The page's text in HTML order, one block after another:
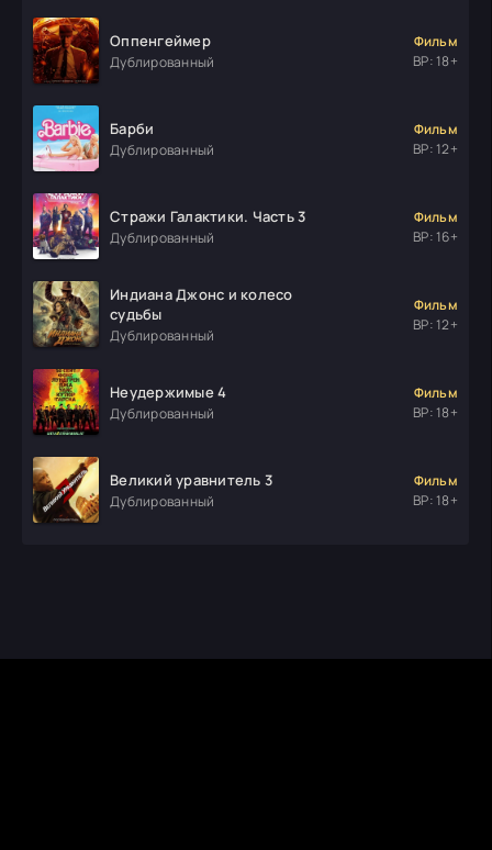
Оппенгеймер
Дублированный
Фильм
ВР: 18+
Барби
Дублированный
Фильм
ВР: 12+
Стражи Галактики. Часть 3
Дублированный
Фильм
ВР: 16+
Индиана Джонс и колесо
судьбы
Дублированный
Фильм
ВР: 12+
Неудержимые 4
Дублированный
Фильм
ВР: 18+
Великий уравнитель 3
Дублированный
Фильм
ВР: 18+